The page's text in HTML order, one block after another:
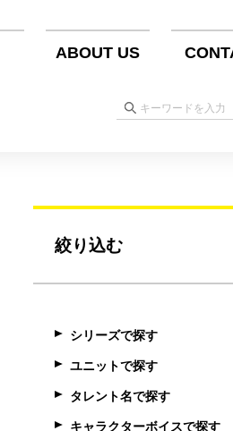
ABOUT US
絞り込む
シリーズで探す
ユニットで探す
タレント名で探す
キャラクターボイスで探す